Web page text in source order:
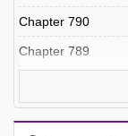
Chapter 790
Chapter 789
Chapter 787